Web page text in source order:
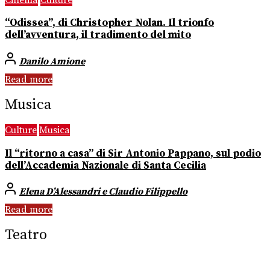
“Odissea”, di Christopher Nolan. Il trionfo
dell’avventura, il tradimento del mito
Danilo Amione
Read more
Musica
Culture Musica
Il “ritorno a casa” di Sir Antonio Pappano, sul podio
dell’Accademia Nazionale di Santa Cecilia
Elena D’Alessandri e Claudio Filippello
Read more
Teatro